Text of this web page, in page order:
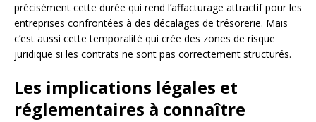
précisément cette durée qui rend l’affacturage attractif pour les
entreprises confrontées à des décalages de trésorerie. Mais
c’est aussi cette temporalité qui crée des zones de risque
juridique si les contrats ne sont pas correctement structurés.
Les implications légales et
réglementaires à connaître